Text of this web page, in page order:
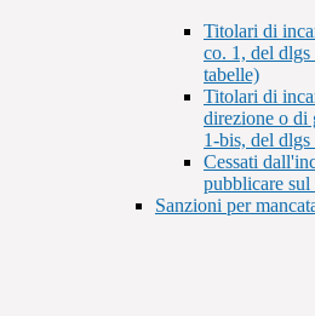
Titolari di
co. 1, del
tabelle)
Titolari di
direzione o di
1-bis, del
Cessati
pubblicare
Sanzioni per